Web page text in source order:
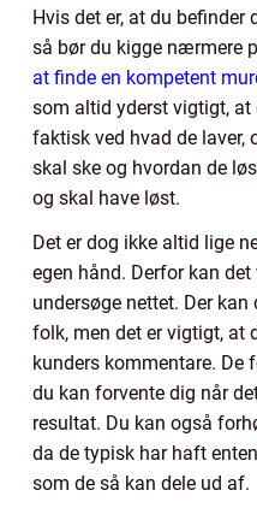
Hvis det er, at du
så bør du kigge nærmere
at finde en kompetent
som altid yderst vigtigt,
faktisk ved hvad de laver,
skal ske og hvordan de
og skal have løst.
Det er dog ikke altid lige
egen hånd. Derfor kan
undersøge nettet. Der
folk, men det er vigtigt, at
kunders kommentare.
du kan forvente dig når
resultat. Du kan også
da de typisk har haft
som de så kan dele ud af.